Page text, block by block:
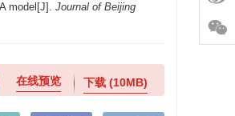
model[J]. Journal of Beijing
在线预览 下载(10MB)